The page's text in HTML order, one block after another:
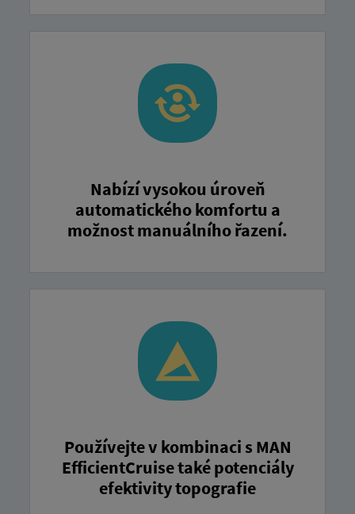
Nabízí vysokou úroveň
automatického komfortu a
možnost manuálního řazení.
Používejte v kombinaci s MAN
EfficientCruise také potenciály
efektivity topografie